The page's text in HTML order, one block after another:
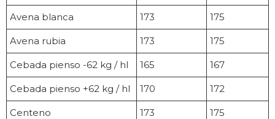
Avena blanca 173 175
Avena rubia 173 175
Cebada pienso -62 kg / hl 165 167
Cebada pienso +62 kg / hl 170 172
Centeno 173 175